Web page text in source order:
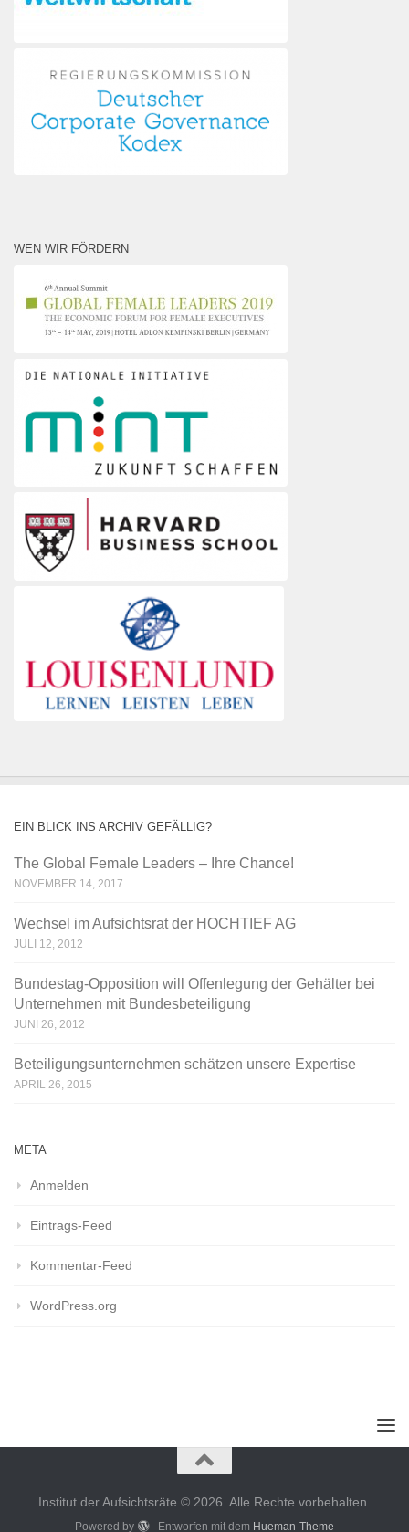
WEN WIR FÖRDERN
EIN BLICK INS ARCHIV GEFÄLLIG?
The Global Female Leaders – Ihre Chance!
NOVEMBER 14, 2017
Wechsel im Aufsichtsrat der HOCHTIEF AG
JULI 12, 2012
Bundestag-Opposition will Offenlegung der Gehälter bei
Unternehmen mit Bundesbeteiligung
JUNI 26, 2012
Beteiligungsunternehmen schätzen unsere Expertise
APRIL 26, 2015
META
Anmelden
Eintrags-Feed
Kommentar-Feed
WordPress.org
Institut der Aufsichtsräte © 2026. Alle Rechte vorbehalten.
Powered by - Entworfen mit dem Hueman-Theme